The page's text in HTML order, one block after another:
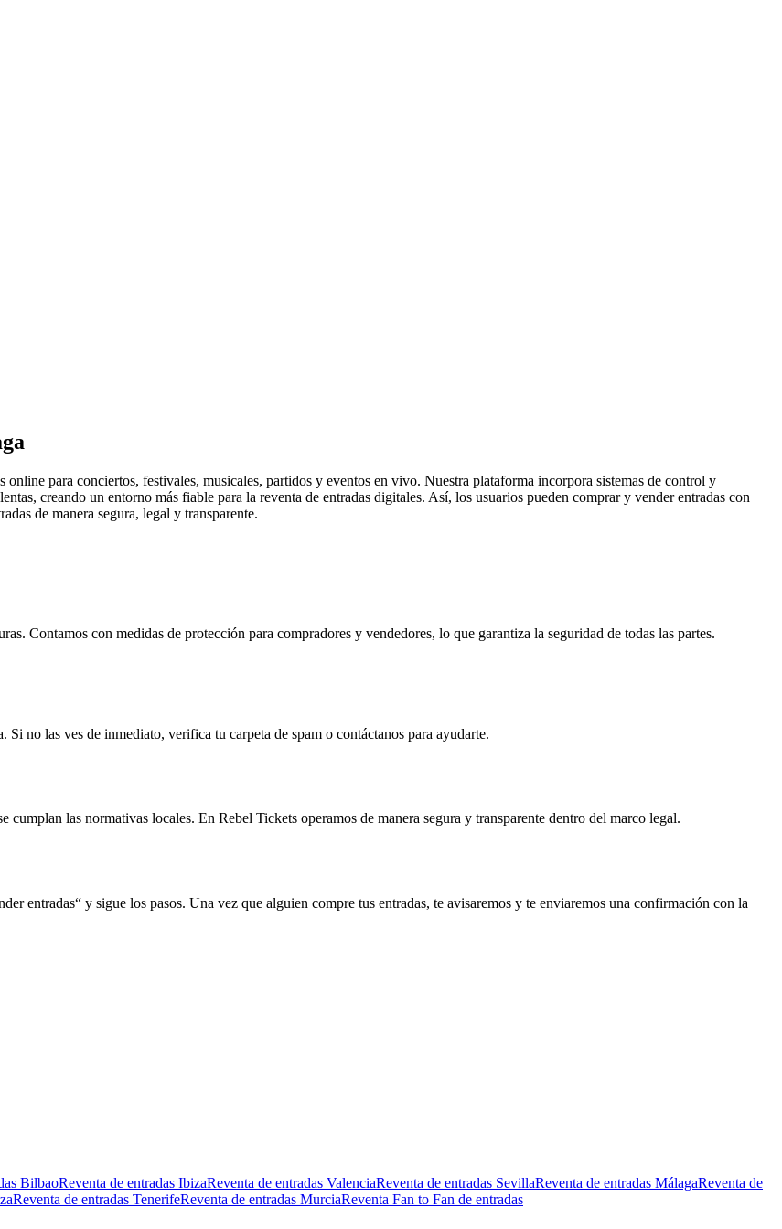
online para conciertos, festivales, musicales, partidos y eventos en vivo. Nuestra plataforma incorpora sistemas de control y
creando un entorno más fiable para la reventa de entradas digitales. Así, los usuarios pueden comprar y vender entradas con
de manera segura, legal y transparente.
Contamos con medidas de protección para compradores y vendedores, lo que garantiza la seguridad de todas las partes.
no las ves de inmediato, verifica tu carpeta de spam o contáctanos para ayudarte.
cumplan las normativas locales. En Rebel Tickets operamos de manera segura y transparente dentro del marco legal.
entradas“ y sigue los pasos. Una vez que alguien compre tus entradas, te avisaremos y te enviaremos una confirmación con la
BilbaoReventa de entradas IbizaReventa de entradas ValenciaReventa de entradas SevillaReventa de entradas MálagaReventa de
Reventa de entradas TenerifeReventa de entradas MurciaReventa Fan to Fan de entradas